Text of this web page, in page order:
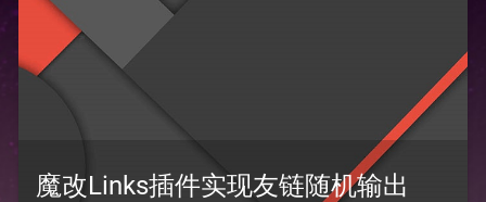
魔改Links插件实现友链随机输出